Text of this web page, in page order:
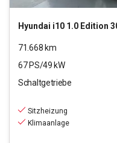
Hyundai i10 1.0 Edition
71.668 km
67PS/49 kW
Schaltgetriebe
Sitzheizung
Klimaanlage